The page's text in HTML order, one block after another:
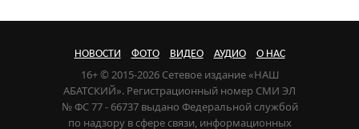
НОВОСТИ ФОТО ВИДЕО АУДИО О НАС
16+ © 2015-2026 Сетевое издание «НАШ
АБАТСКИЙ». Регистрационный номер СМИ ЭЛ
№ ФС 77 - 66737 выдано Федеральной службой
по надзору в сфере связи, информационных